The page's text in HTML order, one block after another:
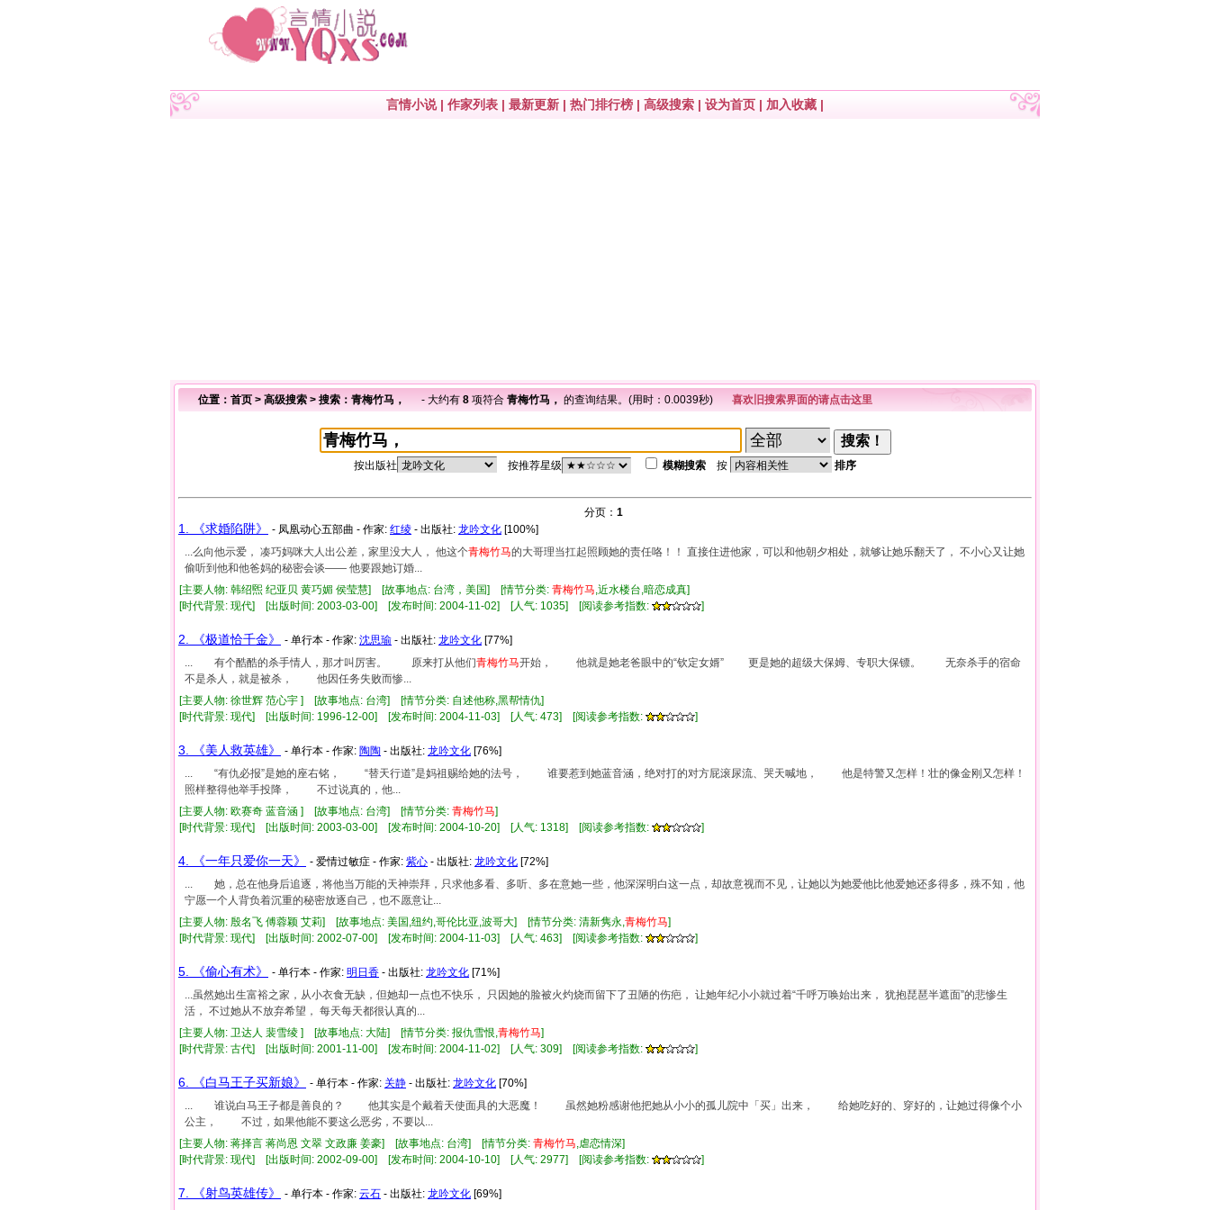
言情小说| 作家列表 | 最新更新 | 热门排行榜 | 高级搜索 | 设为首页 | 加入收藏 |
位置： 首页 > 高级搜索 > 搜索：青梅竹马， - 大约有 8 项符合 青梅竹马， 的查询结果。(用时：0.0039秒) 喜欢旧搜索界面的请点击这里
按出版社 按推荐星级 模糊搜索 按 排序
分页： 1
1. 《求婚陷阱》 - 凤凰动心五部曲 - 作家: 红绫 - 出版社: 龙吟文化 [100%]
...么向他示爱， 凑巧妈咪大人出公差，家里没大人， 他这个青梅竹马的大哥理当扛起照顾她的责任咯！！ 直接住进他家，可以和他朝夕相处，就够让她乐翻天了， 不小心又让她
偷听到他和他爸妈的秘密会谈—— 他要跟她订婚...
[主要人物: 韩绍煕 纪亚贝 黄巧媚 侯莹慧] [故事地点: 台湾，美国] [情节分类: 青梅竹马 ,近水楼台,暗恋成真]
[时代背景: 现代] [出版时间: 2003-03-00] [发布时间: 2004-11-02] [人气: 1035] [阅读参考指数:
]
2. 《极道恰千金》 - 单行本 - 作家: 沈思瑜 - 出版社: 龙吟文化 [77%]
... 有个酷酷的杀手情人，那才叫厉害。 原来打从他们青梅竹马开始， 他就是她老爸眼中的“钦定女婿” 更是她的超级大保姆、专职大保镖。 无奈杀手的宿命
不是杀人，就是被杀， 他因任务失败而惨...
[主要人物: 徐世辉 范心宇 ] [故事地点: 台湾] [情节分类: 自述他称,黑帮情仇]
[时代背景: 现代] [出版时间: 1996-12-00] [发布时间: 2004-11-03] [人气: 473] [阅读参考指数:
]
3. 《美人救英雄》 - 单行本 - 作家: 陶陶 - 出版社: 龙吟文化 [76%]
... “有仇必报”是她的座右铭， “替天行道”是妈祖赐给她的法号， 谁要惹到她蓝音涵，绝对打的对方屁滚尿流、哭天喊地， 他是特警又怎样！壮的像金刚又怎样！
照样整得他举手投降， 不过说真的，他...
[主要人物: 欧赛奇 蓝音涵 ] [故事地点: 台湾] [情节分类: 青梅竹马]
[时代背景: 现代] [出版时间: 2003-03-00] [发布时间: 2004-10-20] [人气: 1318] [阅读参考指数:
]
4. 《一年只爱你一天》 - 爱情过敏症 - 作家: 紫心 - 出版社: 龙吟文化 [72%]
... 她，总在他身后追逐，将他当万能的天神崇拜，只求他多看、多听、多在意她一些，他深深明白这一点，却故意视而不见，让她以为她爱他比他爱她还多得多，殊不知，他
宁愿一个人背负着沉重的秘密放逐自己，也不愿意让...
[主要人物: 殷名飞 傅蓉颖 艾莉] [故事地点: 美国,纽约,哥伦比亚,波哥大] [情节分类: 清新隽永, 青梅竹马]
[时代背景: 现代] [出版时间: 2002-07-00] [发布时间: 2004-11-03] [人气: 463] [阅读参考指数:
]
5. 《偷心有术》 - 单行本 - 作家: 明日香 - 出版社: 龙吟文化 [71%]
...虽然她出生富裕之家，从小衣食无缺，但她却一点也不快乐， 只因她的脸被火灼烧而留下了丑陋的伤疤， 让她年纪小小就过着“千呼万唤始出来， 犹抱琵琶半遮面”的悲惨生
活， 不过她从不放弃希望， 每天每天都很认真的...
[主要人物: 卫达人 裴雪绫 ] [故事地点: 大陆] [情节分类: 报仇雪恨, 青梅竹马]
[时代背景: 古代] [出版时间: 2001-11-00] [发布时间: 2004-11-02] [人气: 309] [阅读参考指数:
]
6. 《白马王子买新娘》 - 单行本 - 作家: 关静 - 出版社: 龙吟文化 [70%]
... 谁说白马王子都是善良的？ 他其实是个戴着天使面具的大恶魔！ 虽然她粉感谢他把她从小小的孤儿院中「买」出来， 给她吃好的、穿好的，让她过得像个小
公主， 不过，如果他能不要这么恶劣，不要以...
[主要人物: 蒋择言 蒋尚恩 文翠 文政廉 姜豪] [故事地点: 台湾] [情节分类: 青梅竹马 ,虐恋情深]
[时代背景: 现代] [出版时间: 2002-09-00] [发布时间: 2004-10-10] [人气: 2977] [阅读参考指数:
]
7. 《射鸟英雄传》 - 单行本 - 作家: 云石 - 出版社: 龙吟文化 [69%]